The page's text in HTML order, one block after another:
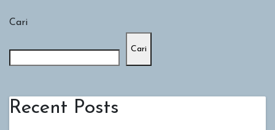
Cari
Cari
Recent Posts